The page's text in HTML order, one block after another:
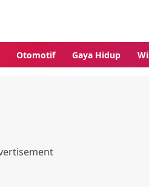
Otomotif Gaya Hidup